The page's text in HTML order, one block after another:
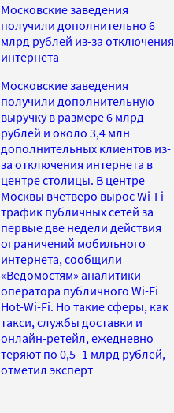
Московские заведения
получили дополнительно 6
млрд рублей из-за отключения
интернета
Московские заведения
получили дополнительную
выручку в размере 6 млрд
рублей и около 3,4 млн
дополнительных клиентов из-
за отключения интернета в
центре столицы. В центре
Москвы вчетверо вырос Wi-Fi-
трафик публичных сетей за
первые две недели действия
ограничений мобильного
интернета, сообщили
«Ведомостям» аналитики
оператора публичного Wi-Fi
Hot-Wi-Fi. Но такие сферы, как
такси, службы доставки и
онлайн-ретейл, ежедневно
теряют по 0,5–1 млрд рублей,
отметил эксперт